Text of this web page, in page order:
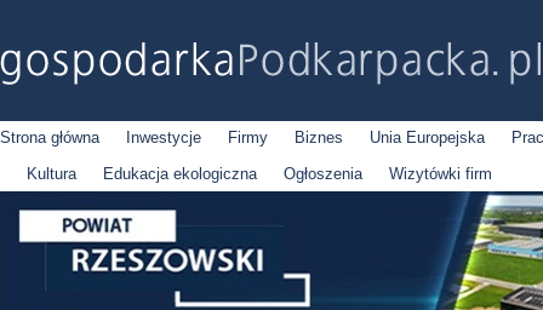
Strona główna Inwestycje Firmy Biznes Unia Europejska
Kultura
Edukacja ekologiczna Ogłoszenia Wizytówki firm